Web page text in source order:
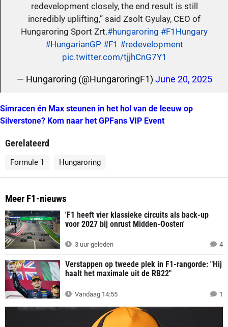
redevelopment closely, the end result is still
incredibly uplifting,” said Zsolt Gyulay, CEO of
Hungaroring Sport Zrt.#hungaroring #F1Hungary
#HungarianGP #F1 #redevelopment
pic.twitter.com/tjjhCnG7Y1
— Hungaroring (@HungaroringF1) June 20, 2025
Simracen én Max steunen in het hol van de leeuw op
Silverstone? Kom naar het GPFans VIP Event
Gerelateerd
Formule 1 Hungaroring
Meer F1-nieuws
'F1 heeft vier klassieke circuits als back-up
voor 2027 bij onrust Midden-Oosten'
3 uur geleden 4
Verstappen op tweede plek in F1-rangorde: "Hij
haalt het maximale uit de RB22"
Vandaag 14:55 1